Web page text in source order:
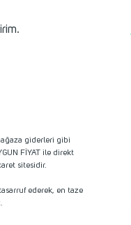
giderleri gibi
FİYAT ile direkt
sitesidir.
ederek, en taze